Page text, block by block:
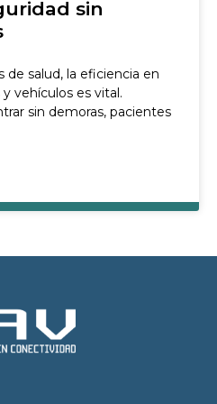
sin
de salud, la eficiencia en
vehículos es vital.
sin demoras, pacientes